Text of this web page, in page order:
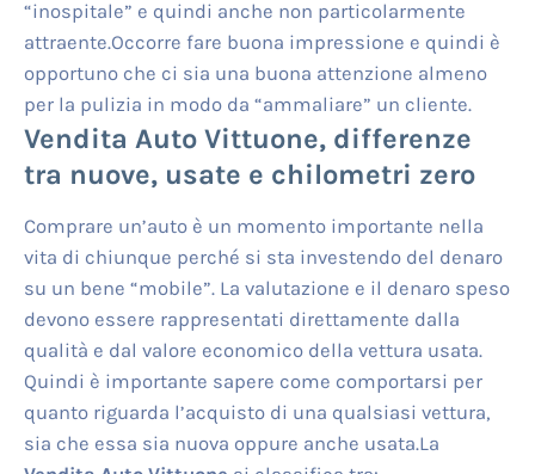
“inospitale” e quindi anche non particolarmente
attraente.Occorre fare buona impressione e quindi è
opportuno che ci sia una buona attenzione almeno
per la pulizia in modo da “ammaliare” un cliente.
Vendita Auto Vittuone, differenze
tra nuove, usate e chilometri zero
Comprare un’auto è un momento importante nella
vita di chiunque perché si sta investendo del denaro
su un bene “mobile”. La valutazione e il denaro speso
devono essere rappresentati direttamente dalla
qualità e dal valore economico della vettura usata.
Quindi è importante sapere come comportarsi per
quanto riguarda l’acquisto di una qualsiasi vettura,
sia che essa sia nuova oppure anche usata.La